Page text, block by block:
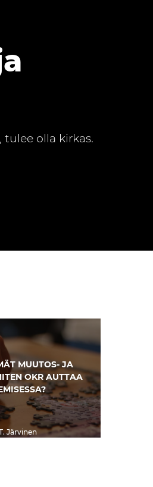
olla kirkas.
MUUTOS- JA
OKR AUTTAA
Järvinen